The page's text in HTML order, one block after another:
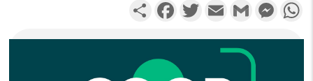
PartagerFacebookTwitterEmail Gmail